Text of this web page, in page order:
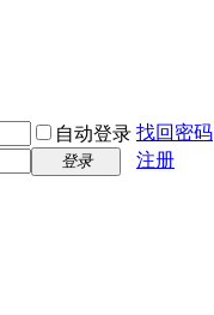
自动登录 找回密码
登录 注册